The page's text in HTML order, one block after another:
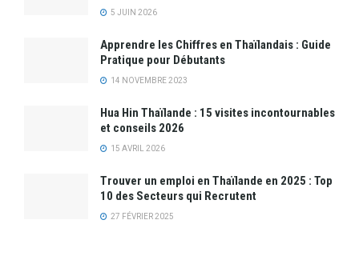
5 JUIN 2026
Apprendre les Chiffres en Thaïlandais : Guide
Pratique pour Débutants
14 NOVEMBRE 2023
Hua Hin Thaïlande : 15 visites incontournables
et conseils 2026
15 AVRIL 2026
Trouver un emploi en Thaïlande en 2025 : Top
10 des Secteurs qui Recrutent
27 FÉVRIER 2025